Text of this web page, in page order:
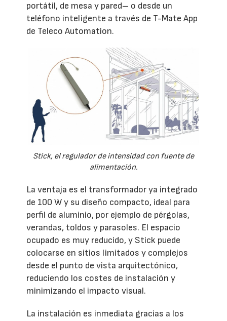
portátil, de mesa y pared– o desde un
teléfono inteligente a través de T-Mate App
de Teleco Automation.
Stick, el regulador de intensidad con fuente de
alimentación.
La ventaja es el transformador ya integrado
de 100 W y su diseño compacto, ideal para
perfil de aluminio, por ejemplo de pérgolas,
verandas, toldos y parasoles. El espacio
ocupado es muy reducido, y Stick puede
colocarse en sitios limitados y complejos
desde el punto de vista arquitectónico,
reduciendo los costes de instalación y
minimizando el impacto visual.
La instalación es inmediata gracias a los